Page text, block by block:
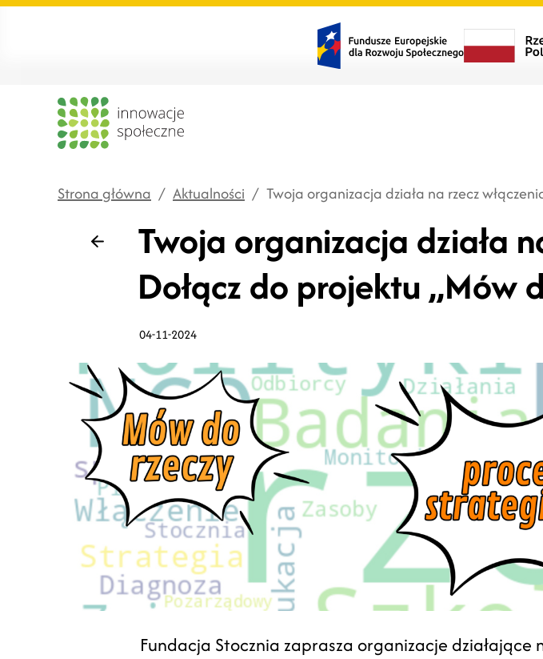
Strona główna / Aktualności / Twoja organizacja działa na rzecz
Wstecz
Twoja organizacja działa
Dołącz do projektu „Mów
04-11-2024
Fundacja Stocznia zaprasza organizacje